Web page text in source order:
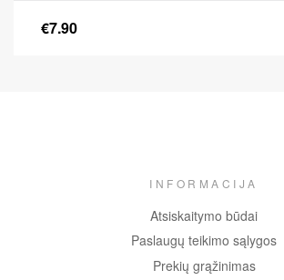
€7.90
INFORMACIJA
Atsiskaitymo būdai
Paslaugų teikimo sąlygos
Prekių grąžinimas